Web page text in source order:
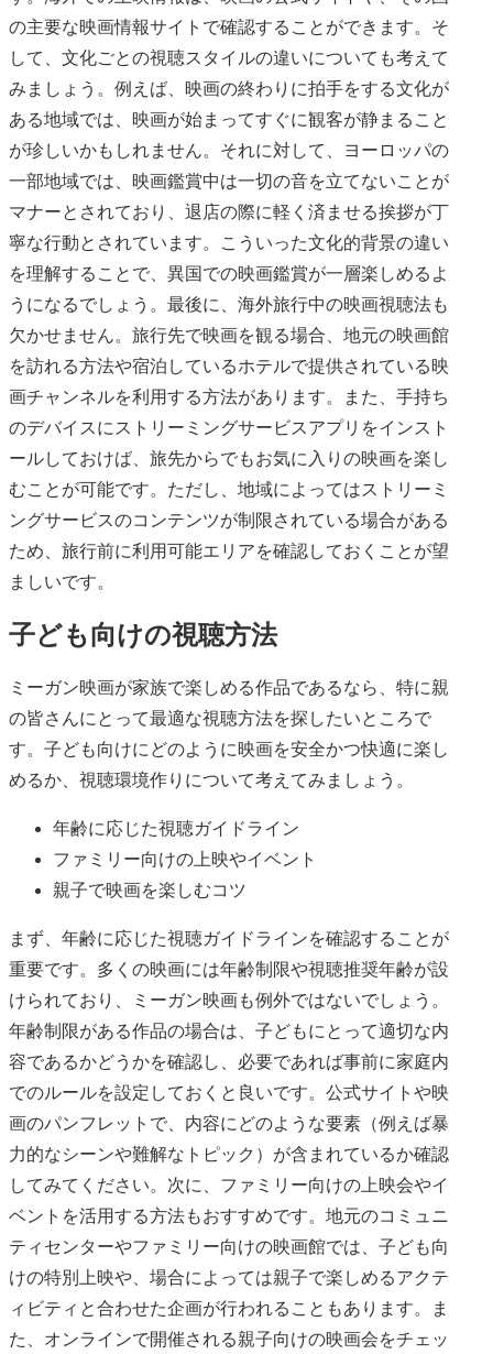
の主要な映画情報サイトで確認することができます。そ
して、文化ごとの視聴スタイルの違いについても考えて
みましょう。例えば、映画の終わりに拍手をする文化が
ある地域では、映画が始まってすぐに観客が静まること
が珍しいかもしれません。それに対して、ヨーロッパの
一部地域では、映画鑑賞中は一切の音を立てないことが
マナーとされており、退店の際に軽く済ませる挨拶が丁
寧な行動とされています。こういった文化的背景の違い
を理解することで、異国での映画鑑賞が一層楽しめるよ
うになるでしょう。最後に、海外旅行中の映画視聴法も
欠かせません。旅行先で映画を観る場合、地元の映画館
を訪れる方法や宿泊しているホテルで提供されている映
画チャンネルを利用する方法があります。また、手持ち
のデバイスにストリーミングサービスアプリをインスト
ールしておけば、旅先からでもお気に入りの映画を楽し
むことが可能です。ただし、地域によってはストリーミ
ングサービスのコンテンツが制限されている場合がある
ため、旅行前に利用可能エリアを確認しておくことが望
ましいです。
子ども向けの視聴方法
ミーガン映画が家族で楽しめる作品であるなら、特に親
の皆さんにとって最適な視聴方法を探したいところで
す。子ども向けにどのように映画を安全かつ快適に楽し
めるか、視聴環境作りについて考えてみましょう。
年齢に応じた視聴ガイドライン
ファミリー向けの上映やイベント
親子で映画を楽しむコツ
まず、年齢に応じた視聴ガイドラインを確認することが
重要です。多くの映画には年齢制限や視聴推奨年齢が設
けられており、ミーガン映画も例外ではないでしょう。
年齢制限がある作品の場合は、子どもにとって適切な内
容であるかどうかを確認し、必要であれば事前に家庭内
でのルールを設定しておくと良いです。公式サイトや映
画のパンフレットで、内容にどのような要素（例えば暴
力的なシーンや難解なトピック）が含まれているか確認
してみてください。次に、ファミリー向けの上映会やイ
ベントを活用する方法もおすすめです。地元のコミュニ
ティセンターやファミリー向けの映画館では、子ども向
けの特別上映や、場合によっては親子で楽しめるアクテ
ィビティと合わせた企画が行われることもあります。ま
た、オンラインで開催される親子向けの映画会をチェッ